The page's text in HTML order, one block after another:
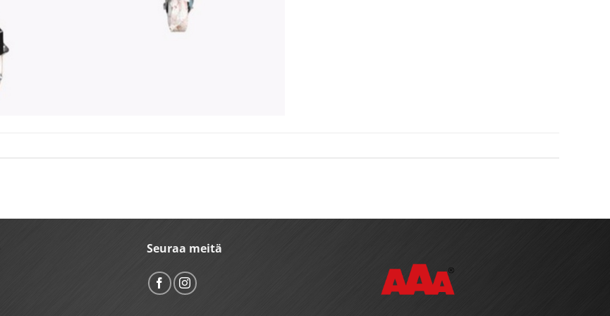
Seuraa meitä